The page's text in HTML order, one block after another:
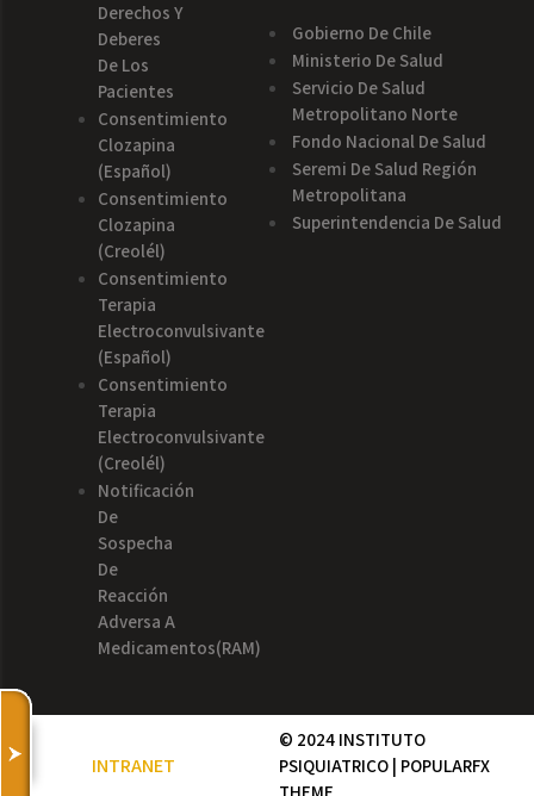
Derechos Y
Deberes
De Los
Pacientes
Consentimiento
Clozapina
(español)
Consentimiento
Clozapina
(creolél)
Consentimiento
Terapia
Electroconvulsivante
(español)
Consentimiento
Terapia
Electroconvulsivante
(creolél)
Notificación
De
Sospecha
De
Reacción
Adversa A
Medicamentos(RAM)
Gobierno De Chile
Ministerio De Salud
Servicio De Salud
Metropolitano Norte
Fondo Nacional De Salud
Seremi De Salud Región
Metropolitana
Superintendencia De Salud
INTRANET
© 2024 INSTITUTO
PSIQUIATRICO | POPULARFX
THEME